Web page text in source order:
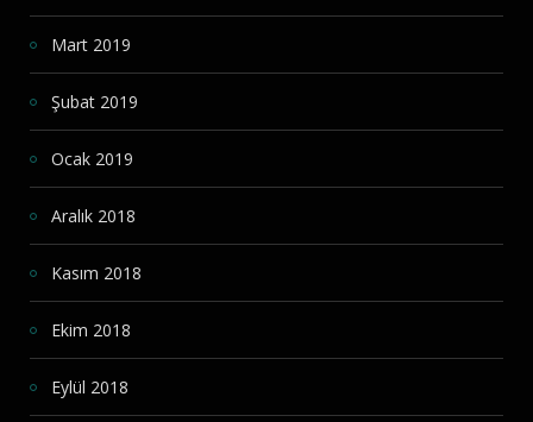
Mart 2019
Şubat 2019
Ocak 2019
Aralık 2018
Kasım 2018
Ekim 2018
Eylül 2018